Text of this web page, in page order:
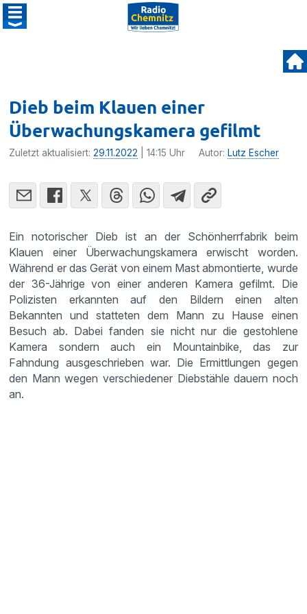
Dieb beim Klauen einer
Überwachungskamera gefilmt
Zuletzt aktualisiert:29.11.2022 | 14:15 Uhr Autor: Lutz Escher
Ein notorischer Dieb ist an der Schönherrfabrik beim
Klauen einer Überwachungskamera erwischt worden.
Während er das Gerät von einem Mast abmontierte, wurde
der 36-Jährige von einer anderen Kamera gefilmt. Die
Polizisten erkannten auf den Bildern einen alten
Bekannten und statteten dem Mann zu Hause einen
Besuch ab. Dabei fanden sie nicht nur die gestohlene
Kamera sondern auch ein Mountainbike, das zur
Fahndung ausgeschrieben war. Die Ermittlungen gegen
den Mann wegen verschiedener Diebstähle dauern noch
an.